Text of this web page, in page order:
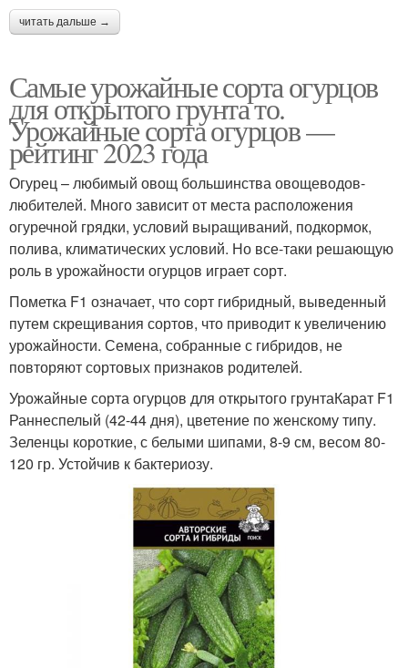
читать дальше →
Самые урожайные сорта огурцов
для открытого грунта то.
Урожайные сорта огурцов —
рейтинг 2023 года
Огурец – любимый овощ большинства овощеводов-
любителей. Много зависит от места расположения
огуречной грядки, условий выращиваний, подкормок,
полива, климатических условий. Но все-таки решающую
роль в урожайности огурцов играет сорт.
Пометка F1 означает, что сорт гибридный, выведенный
путем скрещивания сортов, что приводит к увеличению
урожайности. Семена, собранные с гибридов, не
повторяют сортовых признаков родителей.
Урожайные сорта огурцов для открытого грунтаКарат F1
Раннеспелый (42-44 дня), цветение по женскому типу.
Зеленцы короткие, с белыми шипами, 8-9 см, весом 80-
120 гр. Устойчив к бактериозу.